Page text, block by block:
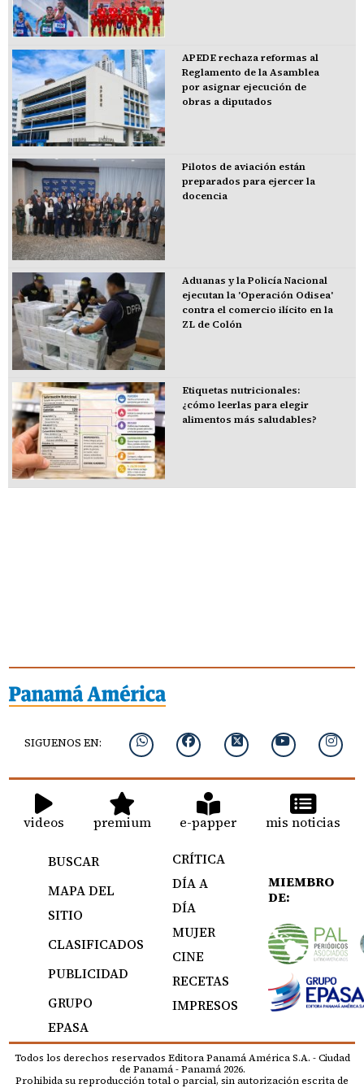
APEDE rechaza reformas al
Reglamento de la Asamblea
por asignar ejecución de
obras a diputados
Pilotos de aviación están
preparados para ejercer la
docencia
Aduanas y la Policía Nacional
ejecutan la 'Operación Odisea'
contra el comercio ilícito en la
ZL de Colón
Etiquetas nutricionales:
¿cómo leerlas para elegir
alimentos más saludables?
SIGUENOS EN:
videos premium e-papper mis noticias
BUSCAR
MAPA DEL
SITIO
CLASIFICADOS
PUBLICIDAD
GRUPO
EPASA
CRÍTICA
DÍA A
DÍA
MUJER
CINE
RECETAS
IMPRESOS
MIEMBRO
DE:
Todos los derechos reservados Editora Panamá América S.A. - Ciudad
de Panamá - Panamá 2026.
Prohibida su reproducción total o parcial, sin autorización escrita de